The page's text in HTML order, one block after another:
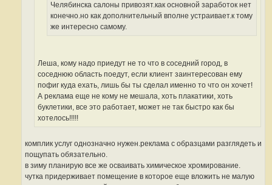
Челябинска салоны привозят.как основной заработок нет
конечно.но как дополнительный вполне устраивает.к тому
же интересно самому.
Леша, кому надо приедут не то что в соседний город, в
соседнюю область поедут, если клиент заинтересован ему
пофиг куда ехать, лишь бы ты сделал именно то что он хочет!
А реклама еще не кому не мешала, хоть плакатики, хоть
буклетики, все это работает, может не так быстро как бы
хотелось!!!!!
комплик услуг однозначно нужен.реклама с образцами разглядеть и
пощупать обязательно.
в зиму планирую все же осваивать химическое хромирование.
чутка придерживает помещение в которое еще вложить не малую